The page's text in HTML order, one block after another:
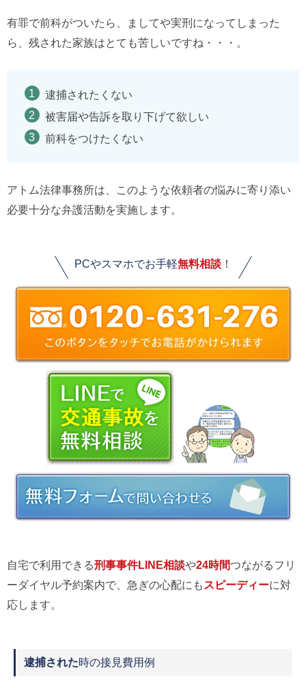
有罪で前科がついたら、ましてや実刑になってしまった
ら、残された家族はとても苦しいですね・・・。
逮捕されたくない
被害届や告訴を取り下げて欲しい
前科をつけたくない
アトム法律事務所は、このような依頼者の悩みに寄り添い
必要十分な弁護活動を実施します。
PCやスマホでお手軽無料相談！
自宅で利用できる刑事事件LINE相談や24時間つながるフリ
ーダイヤル予約案内で、急ぎの心配にも スピーディーに対
応します。
逮捕された時の接見費用例